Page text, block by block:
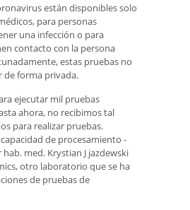
están disponibles solo
para personas
una infección o para
contacto con la persona
estas pruebas no
de forma privada.
ejecutar mil pruebas
ahora, no recibimos tal
para realizar pruebas.
de procesamiento -
med. Krystian J jazdewski
otro laboratorio que se ha
de pruebas de